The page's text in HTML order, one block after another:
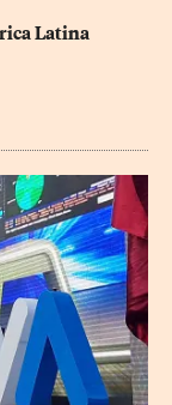
Latina